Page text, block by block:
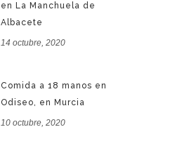
en La Manchuela de
Albacete
14 octubre, 2020
Comida a 18 manos en
Odiseo, en Murcia
10 octubre, 2020